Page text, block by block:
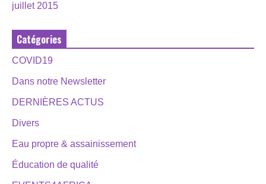
juillet 2015
Catégories
COVID19
Dans notre Newsletter
DERNIÈRES ACTUS
Divers
Eau propre & assainissement
Éducation de qualité